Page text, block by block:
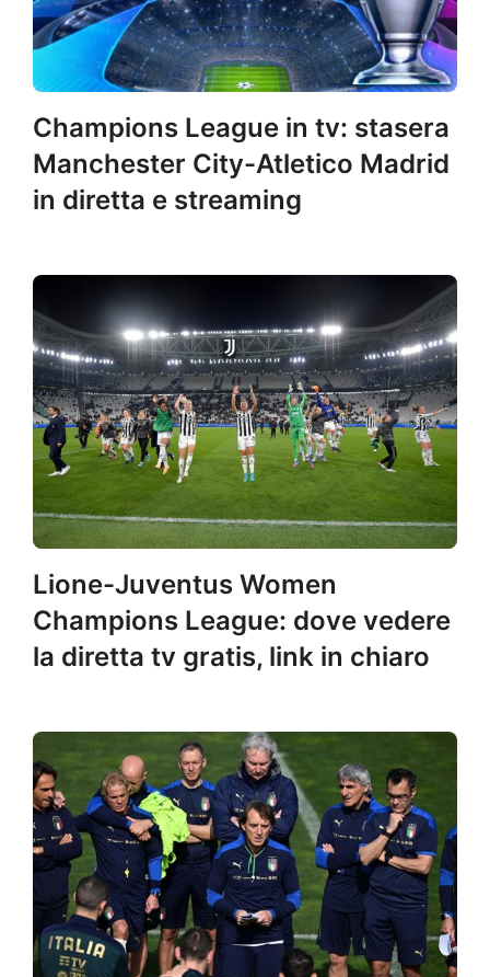
Champions League in tv: stasera
Manchester City-Atletico Madrid
in diretta e streaming
Lione-Juventus Women
Champions League: dove vedere
la diretta tv gratis, link in chiaro